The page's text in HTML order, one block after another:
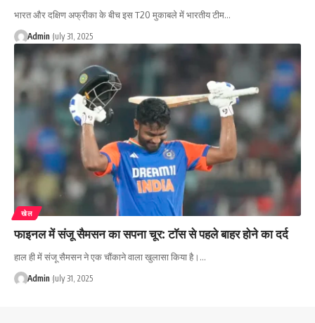
भारत और दक्षिण अफ्रीका के बीच इस T20 मुकाबले में भारतीय टीम…
Admin July 31, 2025
खेल
फाइनल में संजू सैमसन का सपना चूर: टॉस से पहले बाहर होने का दर्द
हाल ही में संजू सैमसन ने एक चौंकाने वाला खुलासा किया है।…
Admin July 31, 2025